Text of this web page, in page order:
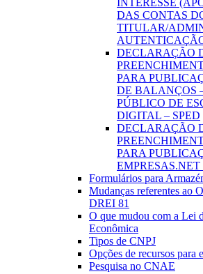
INTERESSE
DAS CONTAS
TITULAR/
DECLARAÇÃO
PARA
DE BALANÇOS
PÚBLICO DE
DIGITAL – SPED
DECLARAÇÃO
PARA
Formulários para
Mudanças referentes ao
DREI 81
O que mudou com a Lei
Econômica
Tipos de CNPJ
Opções de recursos para
Pesquisa no CNAE